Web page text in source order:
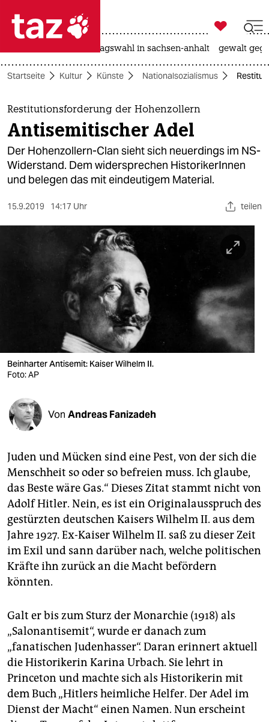
 taz zahl ich
taz zahl ich
themen
politik
öko
gesellschaft
verlag
verlag
veranstaltungen
shop
unterstützen
abo
genossenschaft
epaper login

taz zahl ich
landtagswahl in sachsen-anhalt gewalt
Startseite Kultur Künste Nationalsozialismus
Restitutionsforderung der Hohenzollern
Antisemitischer Adel
Der Hohenzollern-Clan sieht sich neuerdings im NS-
Widerstand. Dem widersprechen HistorikerInnen
und belegen das mit eindeutigem Material.
15.9.2019 14:17 Uhr teilen
Beinharter Antisemit: Kaiser Wilhelm II.
Foto: AP
Von Andreas Fanizadeh
Juden und Mücken sind eine Pest, von der sich die
Menschheit so oder so befreien muss. Ich glaube,
das Beste wäre Gas.“ Dieses Zitat stammt nicht von
Adolf Hitler. Nein, es ist ein Originalausspruch des
gestürzten deutschen Kaisers Wilhelm II. aus dem
Jahre 1927. Ex-Kaiser Wilhelm II. saß zu dieser Zeit
im Exil und sann darüber nach, welche politischen
Kräfte ihn zurück an die Macht befördern
könnten.
Galt er bis zum Sturz der Monarchie (1918) als
„Salon­antisemit“, wurde er danach zum
„fanatischen Judenhasser“. Daran erinnert aktuell
die Historikerin Karina Urbach. Sie lehrt in
Princeton und machte sich als Historikerin mit
dem Buch „Hitlers heimliche Helfer. Der Adel im
Dienst der Macht“ einen Namen. Nun erscheint